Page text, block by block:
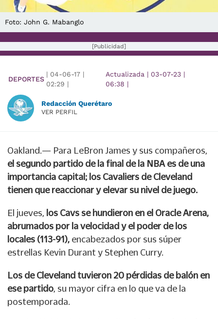
Foto: John G. Mabanglo
[Publicidad]
DEPORTES
| 04-06-17 |
02:29 |
Actualizada | 03-07-23 |
06:38 |
Redacción Querétaro
VER PERFIL
Oakland.— Para LeBron James y sus compañeros,
el segundo partido de la final de la NBA es de una
importancia capital; los Cavaliers de Cleveland
tienen que reaccionar y elevar su nivel de juego.
El jueves, los Cavs se hundieron en el Oracle Arena,
abrumados por la velocidad y el poder de los
locales (113-91), encabezados por sus súper
estrellas Kevin Durant y Stephen Curry.
Los de Cleveland tuvieron 20 pérdidas de balón en
ese partido, su mayor cifra en lo que va de la
postemporada.